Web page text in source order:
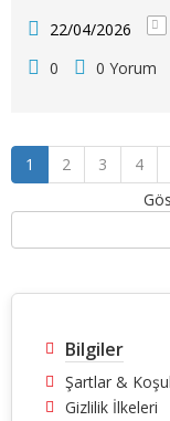
22/04/2026
0
0 Yorum
1 2 3 4
Bilgiler
Şartlar &
Gizlilik İlkeleri